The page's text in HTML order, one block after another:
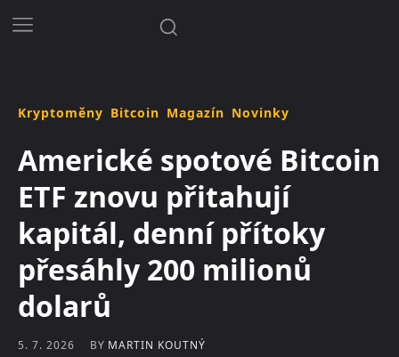
Kryptoměny Bitcoin Magazín Novinky
Americké spotové Bitcoin
ETF znovu přitahují
kapitál, denní přítoky
přesáhly 200 milionů
dolarů
5. 7. 2026 BY MARTIN KOUTNÝ